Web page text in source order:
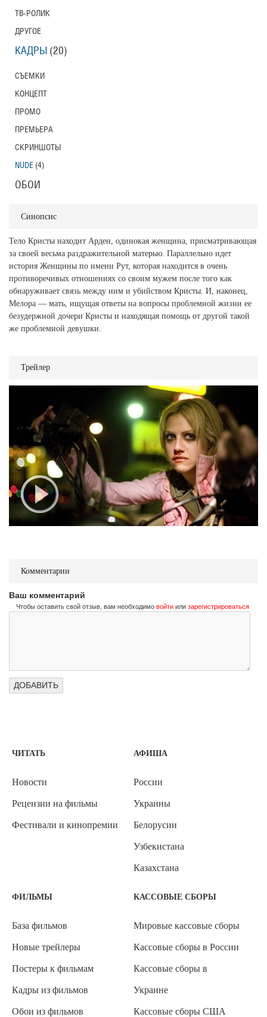
Синопсис
Тело Кристы находит Арден, одинокая женщина, присматривающая
за своей весьма раздражительной матерью. Параллельно идет
история Женщины по имени Рут, которая находится в очень
противоречивых отношениях со своим мужем после того как
обнаруживает связь между ним и убийством Кристы. И, наконец,
Мелора — мать, ищущая ответы на вопросы проблемной жизни ее
безудержной дочери Кристы и находящая помощь от другой такой
же проблемной девушки.
Трейлер
Комментарии
Ваш комментарий
Чтобы оставить свой отзыв, вам необходимо войти или зарегистрироваться
ТВ-РОЛИК
ДРУГОЕ
КАДРЫ (20)
СЪЕМКИ
КОНЦЕПТ
ПРОМО
ПРЕМЬЕРА
СКРИНШОТЫ
NUDE (4)
ОБОИ
ЧИТАТЬ
Новости
Рецензии на фильмы
Фестивали и кинопремии
АФИША
России
Украины
Белорусии
Узбекистана
Казахстана
ФИЛЬМЫ
База фильмов
Новые трейлеры
Постеры к фильмам
Кадры из фильмов
Обои из фильмов
КАССОВЫЕ СБОРЫ
Мировые кассовые сборы
Кассовые сборы в России
Кассовые сборы в
Украине
Кассовые сборы США